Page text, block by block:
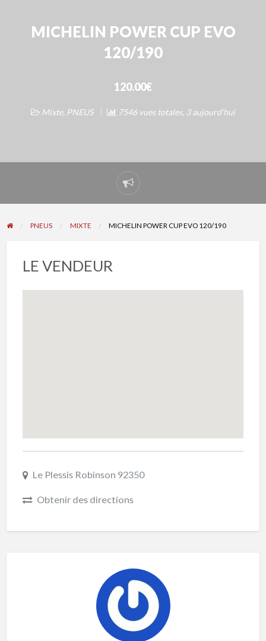
MICHELIN POWER CUP EVO
120/190
120.00€
Mixte, PNEUS 7546 vues totales, 3 aujourd'hui
Signaler
un
problème
PNEUS MIXTE MICHELIN POWER CUP EVO 120/190
LE VENDEUR
Le Plessis Robinson 92350
Obtenir des directions